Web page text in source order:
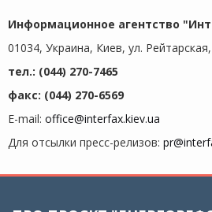
Информационное агентство
01034, Украина, Киев, ул.
тел.: (044) 270-7465
факс: (044) 270-6569
E-mail: office@interfax.kiev.ua
Для отсылки пресс-релизов: